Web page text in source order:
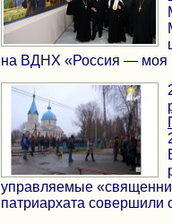
на ВДНХ «Россия — моя
управляемые
патриархата совершили